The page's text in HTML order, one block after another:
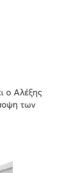
ο Αλέξης
των